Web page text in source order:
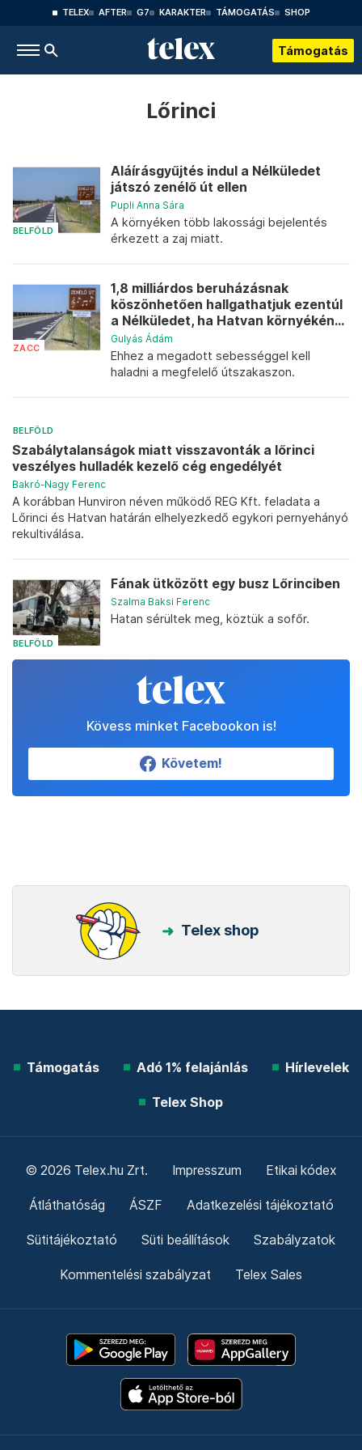
TELEX AFTER G7 KARAKTER TÁMOGATÁS SHOP
Támogatás
Lőrinci
BELFÖLD
Aláírásgyűjtés indul a Nélküledet
játszó zenélő út ellen
Pupli Anna Sára
A környéken több lakossági bejelentés
érkezett a zaj miatt.
ZACC
1,8 milliárdos beruházásnak
köszönhetően hallgathatjuk ezentúl
a Nélküledet, ha Hatvan környékén...
Gulyás Ádám
Ehhez a megadott sebességgel kell
haladni a megfelelő útszakaszon.
BELFÖLD
Szabálytalanságok miatt visszavonták a lőrinci
veszélyes hulladék kezelő cég engedélyét
Bakró-Nagy Ferenc
A korábban Hunviron néven működő REG Kft. feladata a
Lőrinci és Hatvan határán elhelyezkedő egykori pernyehányó
rekultiválása.
BELFÖLD
Fának ütközött egy busz Lőrinciben
Szalma Baksi Ferenc
Hatan sérültek meg, köztük a sofőr.
Kövess minket Facebookon is!
Követem!
Telex shop
Támogatás Adó 1% felajánlás Hírlevelek
Telex Shop
© 2026 Telex.hu Zrt. Impresszum Etikai kódex
Átláthatóság ÁSZF Adatkezelési tájékoztató
Sütitájékoztató Süti beállítások Szabályzatok
Kommentelési szabályzat Telex Sales